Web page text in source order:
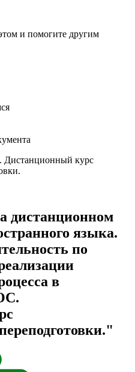
и помогите другим
. Дистанционный курс
дистанционном
языка.
по
в